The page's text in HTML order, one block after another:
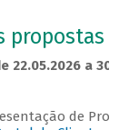
propostas
22.05.2026 a
de